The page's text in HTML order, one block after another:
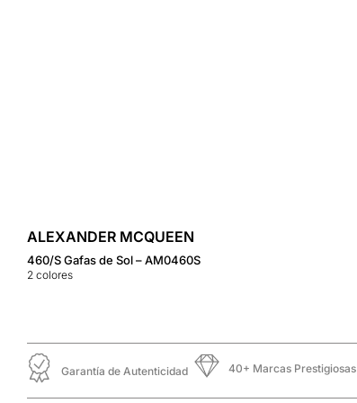
ALEXANDER MCQUEEN
460/S Gafas de Sol – AM0460S
2 colores
Garantía de Autenticidad 40+ Marcas Prestigiosas